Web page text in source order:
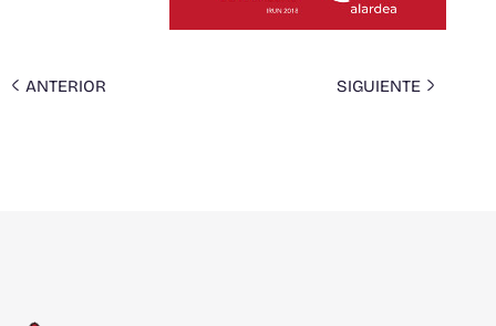
ANTERIOR SIGUIENTE